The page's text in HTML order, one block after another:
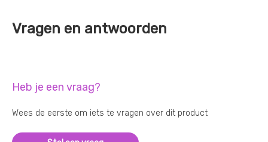
Vragen en antwoorden
Heb je een vraag?
Wees de eerste om iets te vragen over dit product